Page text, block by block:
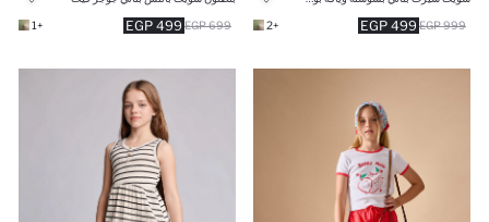
499 EGP 999 EGP
+2
499 EGP 699 EGP
+1